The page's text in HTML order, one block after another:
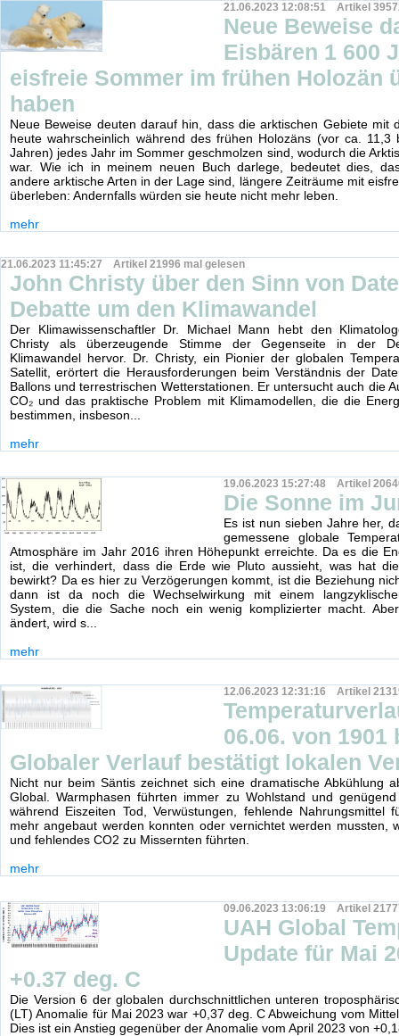
21.06.2023 12:08:51 Artikel
Neue Beweise
Eisbären 1 600
eisfreie Sommer im frühen Holozän
haben
Neue Beweise deuten darauf hin, dass die arktischen Gebiete mit
heute wahrscheinlich während des frühen Holozäns (vor ca. 11,3
Jahren) jedes Jahr im Sommer geschmolzen sind, wodurch die
war. Wie ich in meinem neuen Buch darlege, bedeutet dies,
andere arktische Arten in der Lage sind, längere Zeiträume mit
überleben: Andernfalls würden sie heute nicht mehr leben.
mehr
21.06.2023 11:45:27 Artikel 21996 mal gelesen
John Christy über den Sinn von
Debatte um den Klimawandel
Der Klimawissenschaftler Dr. Michael Mann hebt den
Christy als überzeugende Stimme der Gegenseite in der
Klimawandel hervor. Dr. Christy, ein Pionier der globalen
Satellit, erörtert die Herausforderungen beim Verständnis der
Ballons und terrestrischen Wetterstationen. Er untersucht auch die
CO₂ und das praktische Problem mit Klimamodellen, die die
bestimmen, insbeson...
mehr
19.06.2023 15:27:48 Artikel
Die Sonne im
Es ist nun sieben Jahre her,
gemessene globale
Atmosphäre im Jahr 2016 ihren Höhepunkt erreichte. Da es die
ist, die verhindert, dass die Erde wie Pluto aussieht, was hat
bewirkt? Da es hier zu Verzögerungen kommt, ist die Beziehung
dann ist da noch die Wechselwirkung mit einem
System, die die Sache noch ein wenig komplizierter macht.
ändert, wird s...
mehr
12.06.2023 12:31:16 Artikel
06.06. von 1901
Globaler Verlauf bestätigt lokalen
Nicht nur beim Säntis zeichnet sich eine dramatische Abkühlung
Global. Warmphasen führten immer zu Wohlstand und genügend
während Eiszeiten Tod, Verwüstungen, fehlende Nahrungsmittel
mehr angebaut werden konnten oder vernichtet werden mussten,
und fehlendes CO2 zu Missernten führten.
mehr
09.06.2023 13:06:19 Artikel
UAH Global
Update für Mai
+0.37 deg. C
Die Version 6 der globalen durchschnittlichen unteren
(LT) Anomalie für Mai 2023 war +0,37 deg. C Abweichung vom
Dies ist ein Anstieg gegenüber der Anomalie vom April 2023 von